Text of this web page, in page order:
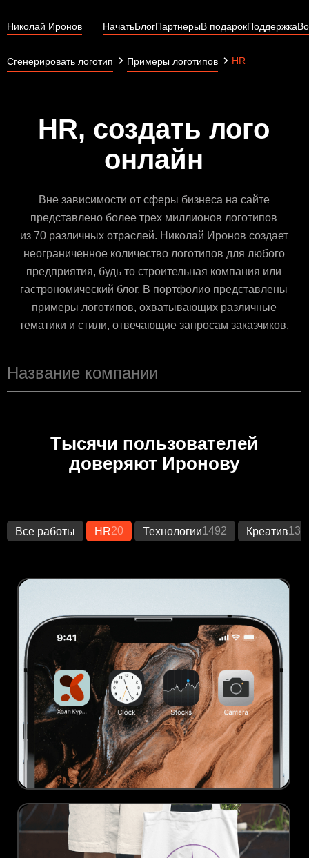
Николай Иронов НачатьБлогПартнерыВ подарокПоддержка
Сгенерировать логотип Примеры логотипов HR
HR, создать лого
онлайн
Вне зависимости от сферы бизнеса на сайте
представлено более трех миллионов логотипов
из 70 различных отраслей. Николай Иронов создает
неограниченное количество логотипов для любого
предприятия, будь то строительная компания или
гастрономический блог. В портфолио представлены
примеры логотипов, охватывающих различные
тематики и стили, отвечающие запросам заказчиков.
Тысячи пользователей
доверяют Иронову
Все работы HR20 Технологии1492 Креатив